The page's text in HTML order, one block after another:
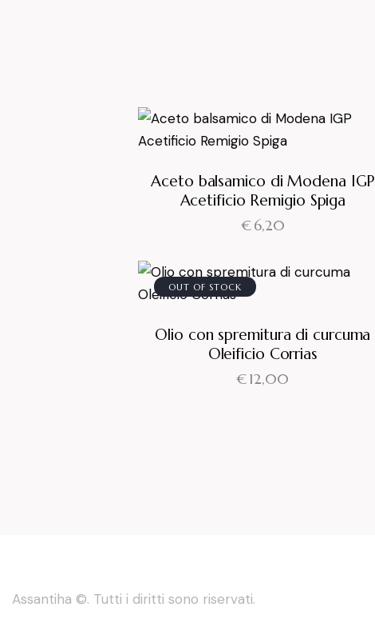
Aceto balsamico di Modena IGP
Acetificio Remigio Spiga
€6,20
OUT OF STOCK
Olio con spremitura di curcuma
Oleificio Corrias
€12,00
Assantiha ©. Tutti i diritti sono riservati.